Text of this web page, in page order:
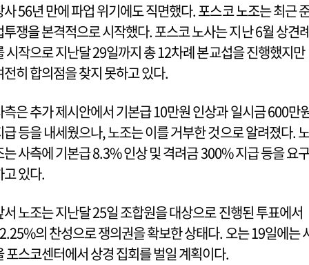
사 56년 만에 파업 위기에도 직면했다. 포스코 노조는 최근
투쟁을 본격적으로 시작했다. 포스코 노사는 지난 6월 상견
시작으로 지난달 29일까지 총 12차례 본교섭을 진행했지만
전히 합의점을 찾지 못하고 있다.
측은 추가 제시안에서 기본급 10만원 인상과 일시금 600만
급 등을 내세웠으나, 노조는 이를 거부한 것으로 알려졌다. 노
는 사측에 기본급 8.3% 인상 및 격려금 300% 지급 등을 요구
고 있다.
서 노조는 지난달 25일 조합원을 대상으로 진행된 투표에서
의 찬성으로 쟁의권을 확보한 상태다. 오는 19일에는
포스코센터에서 상경 집회를 벌일 계획이다.